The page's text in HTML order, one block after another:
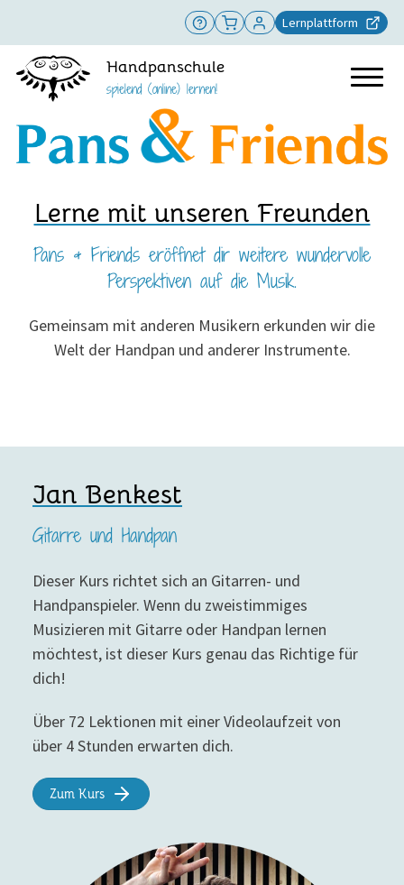
Lernplattform
Handpanschule
spielend (online) lernen!
Lerne mit unseren Freunden
Pans & Friends eröffnet dir weitere wundervolle
Perspektiven auf die Musik.
Gemeinsam mit anderen Musikern erkunden wir die
Welt der Handpan und anderer Instrumente.
Jan Benkest
Gitarre und Handpan
Dieser Kurs richtet sich an Gitarren- und
Handpanspieler. Wenn du zweistimmiges
Musizieren mit Gitarre oder Handpan lernen
möchtest, ist dieser Kurs genau das Richtige für
dich!
Über 72 Lektionen mit einer Videolaufzeit von
über 4 Stunden erwarten dich.
Zum Kurs